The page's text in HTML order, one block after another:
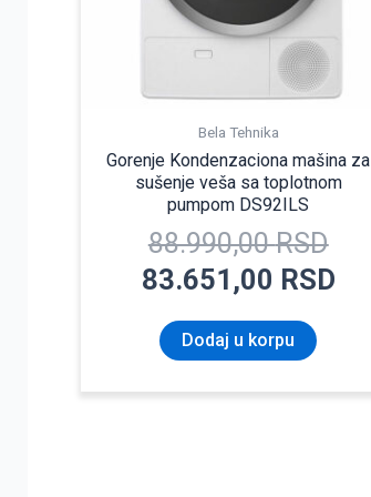
Bela Tehnika
Gorenje Kondenzaciona mašina za
sušenje veša sa toplotnom
pumpom DS92ILS
88.990,00RSD
83.651,00 RSD
Dodaj u korpu